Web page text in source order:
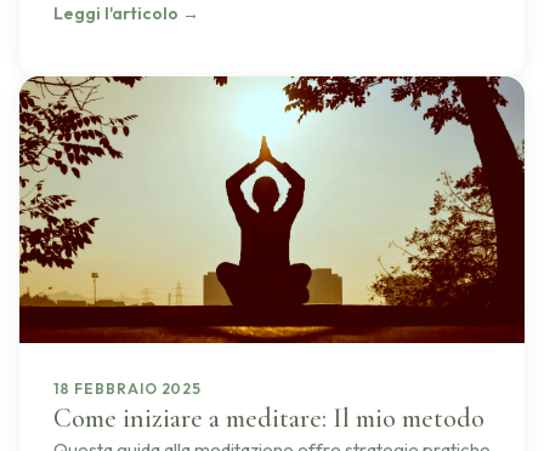
Leggi l'articolo →
18 FEBBRAIO 2025
Come iniziare a meditare: Il mio metodo